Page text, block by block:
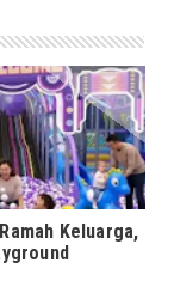
Keluarga,